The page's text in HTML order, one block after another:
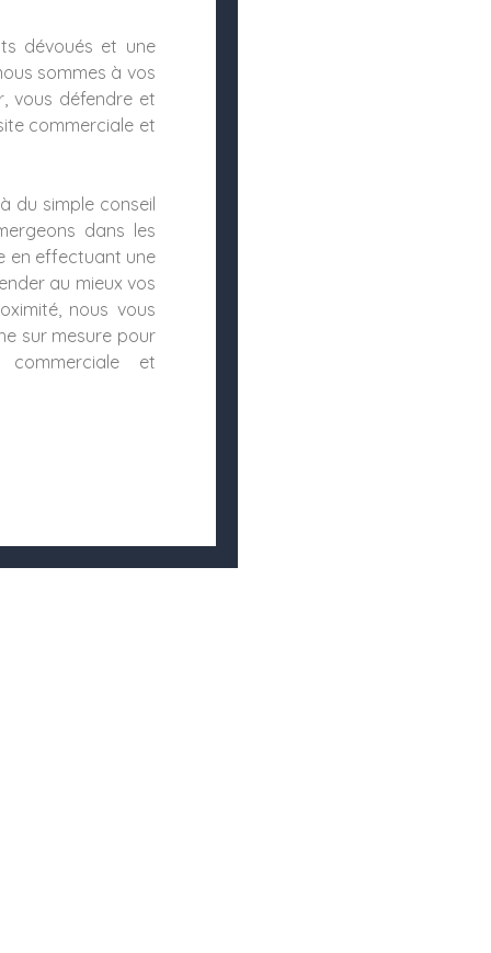
dévoués et une
sommes à vos
vous défendre et
commerciale et
du simple conseil
dans les
en effectuant une
au mieux vos
nous vous
sur mesure pour
et